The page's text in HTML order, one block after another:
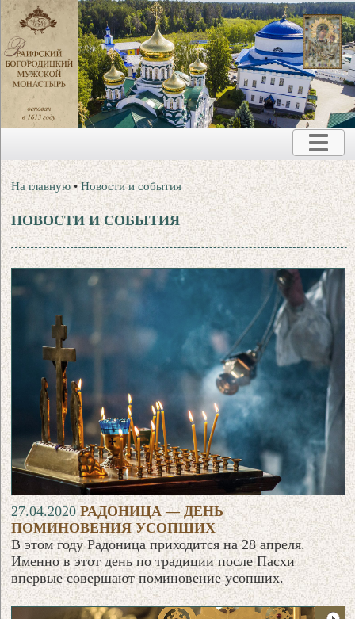
На главную •Новости и события
НОВОСТИ И СОБЫТИЯ
27.04.2020РАДОНИЦА — ДЕНЬ
ПОМИНОВЕНИЯ УСОПШИХ
В этом году Радоница приходится на 28 апреля.
Именно в этот день по традиции после Пасхи
впервые совершают поминовение усопших.